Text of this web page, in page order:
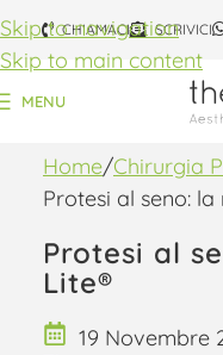
Skip to navigation
Skip to main content
CHIAMACI SCRIVICI
MENU
Home Chirurgia
Protesi al seno:
Protesi al
Lite®
19 Novembre